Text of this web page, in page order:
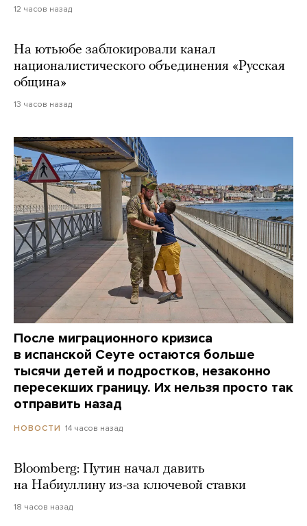
12 часов назад
На ютьюбе заблокировали канал
националистического объединения «Русская
община»
13 часов назад
После миграционного кризиса
в испанской Сеуте остаются больше
тысячи детей и подростков, незаконно
пересекших границу. Их нельзя просто так
отправить назад
НОВОСТИ 14 часов назад
Bloomberg: Путин начал давить
на Набиуллину из-за ключевой ставки
18 часов назад